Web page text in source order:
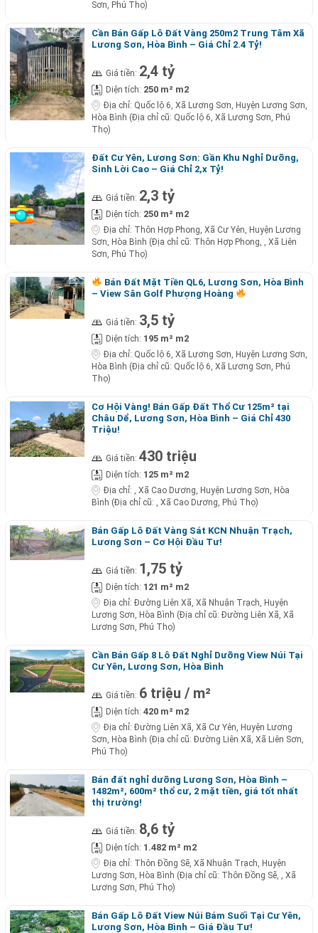
Sơn, Phú Thọ)
Cần Bán Gấp Lô Đất Vàng 250m2 Trung Tâm Xã
Lương Sơn, Hòa Bình – Giá Chỉ 2.4 Tỷ!
Giá tiền: 2,4 tỷ
Diện tích: 250 m² m2
Địa chỉ: Quốc lộ 6, Xã Lương Sơn, Huyện Lương Sơn,
Hòa Bình (Địa chỉ cũ: Quốc lộ 6, Xã Lương Sơn, Phú
Thọ)
Đất Cư Yên, Lương Sơn: Gần Khu Nghỉ Dưỡng,
Sinh Lời Cao – Giá Chỉ 2,x Tỷ!
Giá tiền: 2,3 tỷ
Diện tích: 250 m² m2
Địa chỉ: Thôn Hợp Phong, Xã Cư Yên, Huyện Lương
Sơn, Hòa Bình (Địa chỉ cũ: Thôn Hợp Phong, , Xã Liên
Sơn, Phú Thọ)
Bán Đất Mặt Tiền QL6, Lương Sơn, Hòa Bình
– View Sân Golf Phượng Hoàng
Giá tiền: 3,5 tỷ
Diện tích: 195 m² m2
Địa chỉ: Quốc lộ 6, Xã Lương Sơn, Huyện Lương Sơn,
Hòa Bình (Địa chỉ cũ: Quốc lộ 6, Xã Lương Sơn, Phú
Thọ)
Cơ Hội Vàng! Bán Gấp Đất Thổ Cư 125m² tại
Châu Dể, Lương Sơn, Hòa Bình – Giá Chỉ 430
Triệu!
Giá tiền: 430 triệu
Diện tích: 125 m² m2
Địa chỉ:
, Xã Cao Dương, Huyện Lương Sơn, Hòa
Bình (Địa chỉ cũ: , Xã Cao Dương, Phú Thọ)
Bán Gấp Lô Đất Vàng Sát KCN Nhuận Trạch,
Lương Sơn – Cơ Hội Đầu Tư!
Giá tiền: 1,75 tỷ
Diện tích: 121 m² m2
Địa chỉ: Đường Liên Xã, Xã Nhuận Trạch, Huyện
Lương Sơn, Hòa Bình (Địa chỉ cũ: Đường Liên Xã, Xã
Lương Sơn, Phú Thọ)
Cần Bán Gấp 8 Lô Đất Nghỉ Dưỡng View Núi Tại
Cư Yên, Lương Sơn, Hòa Bình
Giá tiền: 6 triệu / m²
Diện tích: 420 m² m2
Địa chỉ: Đường Liên Xã, Xã Cư Yên, Huyện Lương
Sơn, Hòa Bình (Địa chỉ cũ: Đường Liên Xã, Xã Liên Sơn,
Phú Thọ)
Bán đất nghỉ dưỡng Lương Sơn, Hòa Bình –
1482m², 600m² thổ cư, 2 mặt tiền, giá tốt nhất
thị trường!
Giá tiền: 8,6 tỷ
Diện tích: 1.482 m² m2
Địa chỉ: Thôn Đồng Sẽ, Xã Nhuận Trạch, Huyện
Lương Sơn, Hòa Bình (Địa chỉ cũ: Thôn Đồng Sẽ, , Xã
Lương Sơn, Phú Thọ)
Bán Gấp Lô Đất View Núi Bám Suối Tại Cư Yên,
Lương Sơn, Hòa Bình – Giá Đầu Tư!